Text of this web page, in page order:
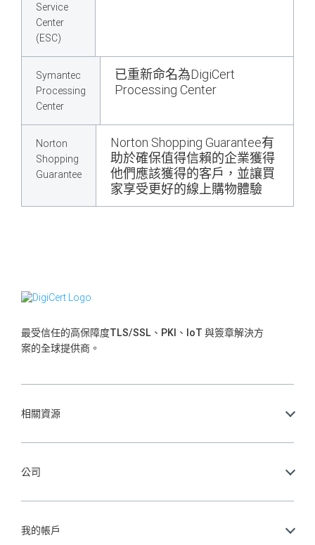
Service
Center
(ESC)
Symantec
Processing
Center
已重新命名為DigiCert
Processing Center
Norton
Shopping
Guarantee
Norton Shopping Guarantee有
助於確保值得信賴的企業獲得
他們應該獲得的客戶，並讓買
家享受更好的線上購物體驗
最受信任的高保障度TLS/SSL、PKI、IoT 與簽章解決方
案的全球提供商。
相關資源
公司
我的帳戶